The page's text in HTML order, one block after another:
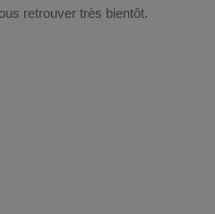
retrouver très bientôt.